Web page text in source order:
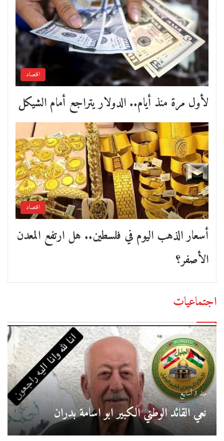
اقتصاد
لأول مرة منذ أيام.. الدولار يتراجع أمام الشيكل
اقتصاد
أسعار الذهب اليوم في فلسطين.. هل ارتفع المعدن
الأصفر؟
اجتماعيات
منذ 3 أسابيع
نعي القائد الوطني الكبير ابو اسامة بدران